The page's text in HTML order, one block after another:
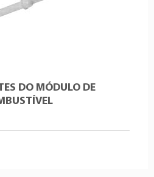
DO MÓDULO DE